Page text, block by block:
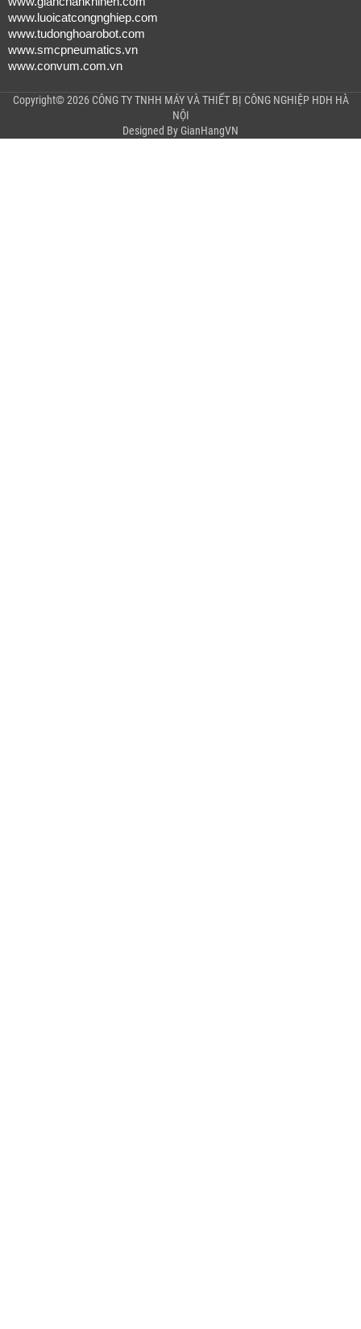
www.luoicatcongnghiep.com
www.tudonghoarobot.com
www.smcpneumatics.vn
www.convum.com.vn
Copyright© 2026 CÔNG TY TNHH MÁY VÀ THIẾT BỊ CÔNG NGHIỆP HDH HÀ
NỘI
Designed By GianHangVN